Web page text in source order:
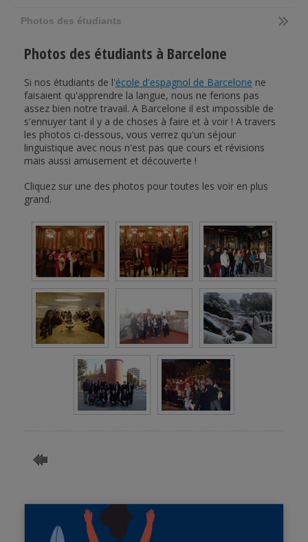
Photos des étudiants
Photos des étudiants à Barcelone
Si nos étudiants de l'école d'espagnol de Barcelone ne
faisaient qu'apprendre la langue, nous ne ferions pas
assez bien notre travail. A Barcelone il est impossible de
s'ennuyer tant il y a de choses à faire et à voir ! A travers
les photos ci-dessous, vous verrez qu'un séjour
linguistique avec nous n'est pas que cours et révisions
mais aussi amusement et découverte !
Cliquez sur une des photos pour toutes les voir en plus
grand.